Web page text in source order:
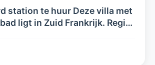
station te huur Deze villa met
ligt in Zuid Frankrijk. Regio: